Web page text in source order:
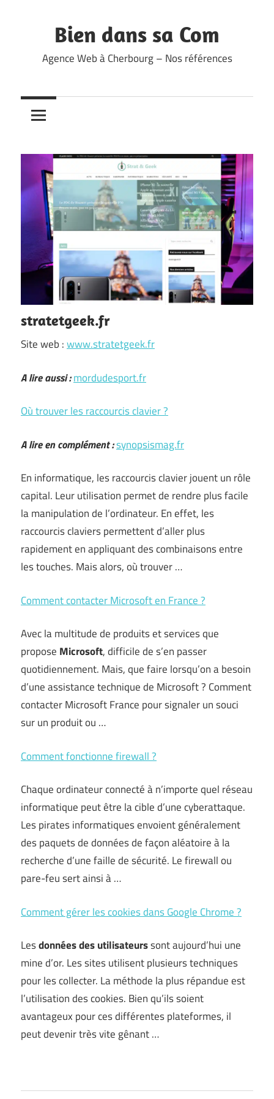
Bien dans sa Com
Agence Web à Cherbourg – Nos références
stratetgeek.fr
Site web :www.stratetgeek.fr
A lire aussi :mordudesport.fr
Où trouver les raccourcis clavier ?
A lire en complément :synopsismag.fr
En informatique, les raccourcis clavier jouent un rôle
capital. Leur utilisation permet de rendre plus facile
la manipulation de l’ordinateur. En effet, les
raccourcis claviers permettent d’aller plus
rapidement en appliquant des combinaisons entre
les touches. Mais alors, où trouver …
Comment contacter Microsoft en France ?
Avec la multitude de produits et services que
propose Microsoft, difficile de s’en passer
quotidiennement. Mais, que faire lorsqu’on a besoin
d’une assistance technique de Microsoft ? Comment
contacter Microsoft France pour signaler un souci
sur un produit ou …
Comment fonctionne firewall ?
Chaque ordinateur connecté à n’importe quel réseau
informatique peut être la cible d’une cyberattaque.
Les pirates informatiques envoient généralement
des paquets de données de façon aléatoire à la
recherche d’une faille de sécurité. Le firewall ou
pare-feu sert ainsi à …
Comment gérer les cookies dans Google Chrome ?
Lesdonnées des utilisateurssont aujourd’hui une
mine d’or. Les sites utilisent plusieurs techniques
pour les collecter. La méthode la plus répandue est
l’utilisation des cookies. Bien qu’ils soient
avantageux pour ces différentes plateformes, il
peut devenir très vite gênant …